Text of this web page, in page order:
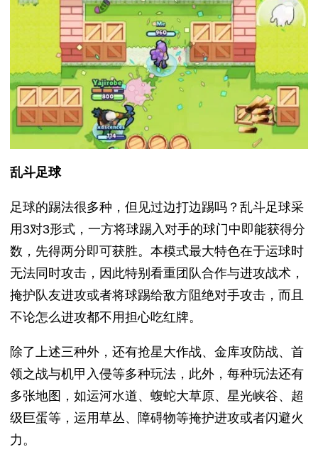
乱斗足球
足球的踢法很多种，但见过边打边踢吗？乱斗足球采
用3对3形式，一方将球踢入对手的球门中即能获得分
数，先得两分即可获胜。本模式最大特色在于运球时
无法同时攻击，因此特别看重团队合作与进攻战术，
掩护队友进攻或者将球踢给敌方阻绝对手攻击，而且
不论怎么进攻都不用担心吃红牌。
除了上述三种外，还有抢星大作战、金库攻防战、首
领之战与机甲入侵等多种玩法，此外，每种玩法还有
多张地图，如运河水道、蝮蛇大草原、星光峡谷、超
级巨蛋等，运用草丛、障碍物等掩护进攻或者闪避火
力。